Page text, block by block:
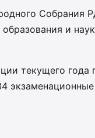
Собрания
и
текущего года
экзаменационные